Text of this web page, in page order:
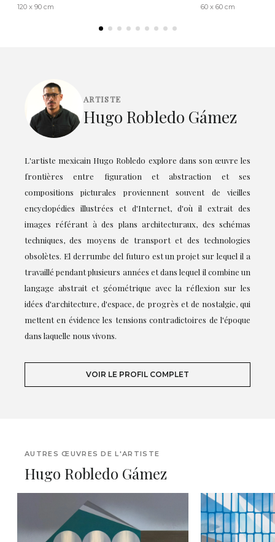
120 x 90 cm 60 x 60 cm
ARTISTE
Hugo Robledo Gámez
L'artiste mexicain Hugo Robledo explore dans son œuvre les
frontières entre figuration et abstraction et ses
compositions picturales proviennent souvent de vieilles
encyclopédies illustrées et d'Internet, d'où il extrait des
images référant à des plans architecturaux, des schémas
techniques, des moyens de transport et des technologies
obsolètes. El derrumbe del futuro est un projet sur lequel il a
travaillé pendant plusieurs années et dans lequel il combine un
langage abstrait et géométrique avec la réflexion sur les
idées d'architecture, d'espace, de progrès et de nostalgie, qui
mettent en évidence les tensions contradictoires de l'époque
dans laquelle nous vivons.
VOIR LE PROFIL COMPLET
AUTRES ŒUVRES DE L'ARTISTE
Hugo Robledo Gámez